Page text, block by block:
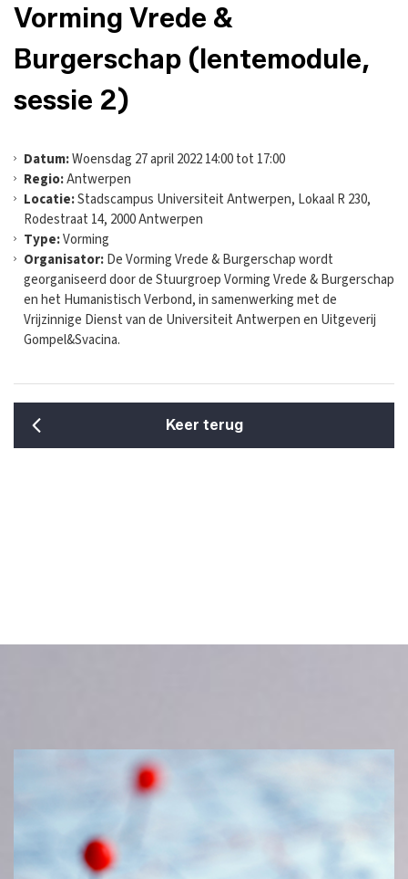
Vorming Vrede &
Burgerschap (lentemodule,
sessie 2)
Datum:Woensdag 27 april 2022 14:00 tot 17:00
Regio:Antwerpen
Locatie:Stadscampus Universiteit Antwerpen, Lokaal R 230,
Rodestraat 14, 2000 Antwerpen
Type:Vorming
Organisator:De Vorming Vrede & Burgerschap wordt
georganiseerd door de Stuurgroep Vorming Vrede & Burgerschap
en het Humanistisch Verbond, in samenwerking met de
Vrijzinnige Dienst van de Universiteit Antwerpen en Uitgeverij
Gompel&Svacina.
Keer terug